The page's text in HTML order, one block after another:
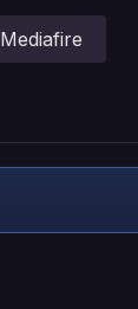
Mediafire